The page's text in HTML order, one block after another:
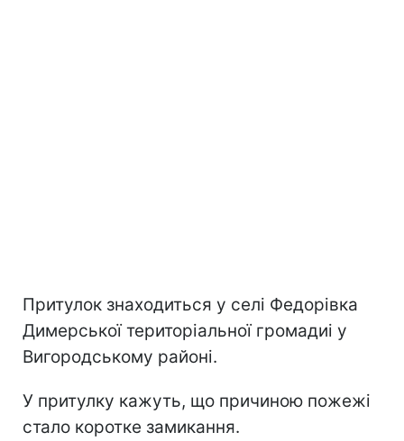
Притулок знаходиться у селі Федорівка
Димерської територіальної громадиі у
Вигородському районі.
У притулку кажуть, що причиною пожежі
стало коротке замикання.